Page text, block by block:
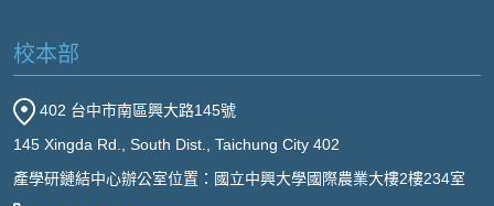
校本部
402 台中市南區興大路145號
145 Xingda Rd., South Dist., Taichung City 402
產學研鏈結中心辦公室位置：國立中興大學國際農業大樓2樓234室